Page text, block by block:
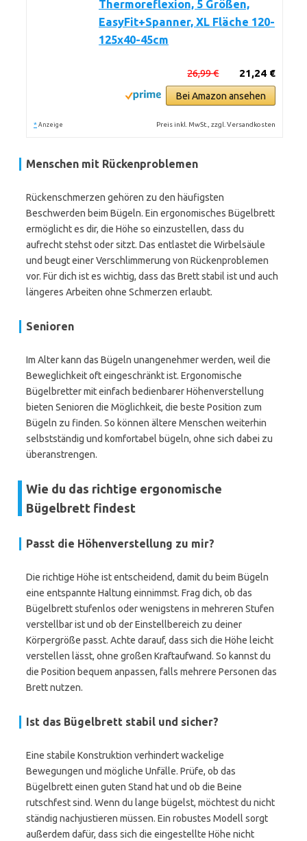
Thermoreflexion, 5 Größen,
EasyFit+Spanner, XL Fläche 120-
125x40-45cm
21,24 €
26,99 €
Bei Amazon ansehen
* Anzeige Preis inkl. MwSt., zzgl. Versandkosten
Menschen mit Rückenproblemen
Rückenschmerzen gehören zu den häufigsten
Beschwerden beim Bügeln. Ein ergonomisches Bügelbrett
ermöglicht es dir, die Höhe so einzustellen, dass du
aufrecht stehst oder sitzt. Das entlastet die Wirbelsäule
und beugt einer Verschlimmerung von Rückenproblemen
vor. Für dich ist es wichtig, dass das Brett stabil ist und auch
längeres Arbeiten ohne Schmerzen erlaubt.
Senioren
Im Alter kann das Bügeln unangenehmer werden, weil die
Beweglichkeit oft eingeschränkt ist. Ergonomische
Bügelbretter mit einfach bedienbarer Höhenverstellung
bieten Senioren die Möglichkeit, die beste Position zum
Bügeln zu finden. So können ältere Menschen weiterhin
selbstständig und komfortabel bügeln, ohne sich dabei zu
überanstrengen.
Wie du das richtige ergonomische
Bügelbrett findest
Passt die Höhenverstellung zu mir?
Die richtige Höhe ist entscheidend, damit du beim Bügeln
eine entspannte Haltung einnimmst. Frag dich, ob das
Bügelbrett stufenlos oder wenigstens in mehreren Stufen
verstellbar ist und ob der Einstellbereich zu deiner
Körpergröße passt. Achte darauf, dass sich die Höhe leicht
verstellen lässt, ohne großen Kraftaufwand. So kannst du
die Position bequem anpassen, falls mehrere Personen das
Brett nutzen.
Ist das Bügelbrett stabil und sicher?
Eine stabile Konstruktion verhindert wackelige
Bewegungen und mögliche Unfälle. Prüfe, ob das
Bügelbrett einen guten Stand hat und ob die Beine
rutschfest sind. Wenn du lange bügelst, möchtest du nicht
ständig nachjustieren müssen. Ein robustes Modell sorgt
außerdem dafür, dass sich die eingestellte Höhe nicht